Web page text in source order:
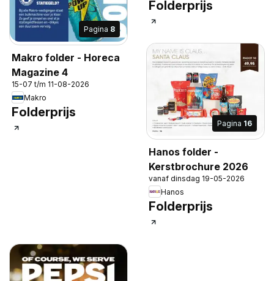
Pagina 8
Makro folder - Horeca
Magazine 4
15-07 t/m 11-08-2026
Makro
Folderprijs
Folderprijs
Pagina 16
Hanos folder -
Kerstbrochure 2026
vanaf dinsdag 19-05-2026
Hanos
Folderprijs